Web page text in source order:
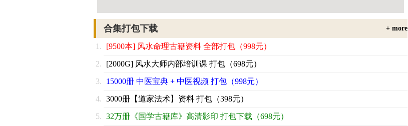
合集打包下载 + more
[9500本] 风水命理古籍资料 全部打包（998元）
[2000G] 风水大师内部培训课 打包（698元）
15000册 中医宝典 + 中医视频 打包（998元）
3000册【道家法术】资料 打包（398元）
32万册《国学古籍库》高清影印 打包下载（698元）